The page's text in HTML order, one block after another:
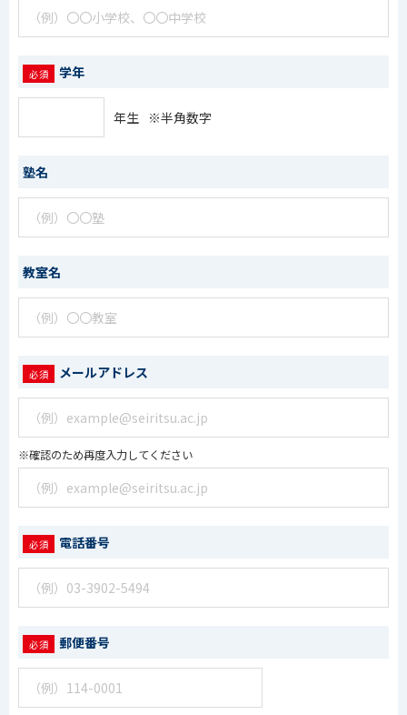
学年
年生 ※半角数字
塾名
教室名
メールアドレス
※確認のため再度入力してください
電話番号
郵便番号